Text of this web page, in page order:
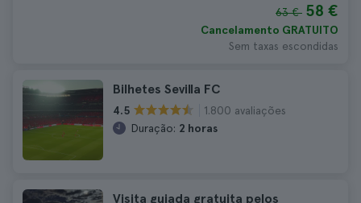
63 € 58 €
Cancelamento GRATUITO
Sem taxas escondidas
Bilhetes Sevilla FC
4.5
1.800 avaliações
Duração: 2 horas
Visita guiada gratuita pelos